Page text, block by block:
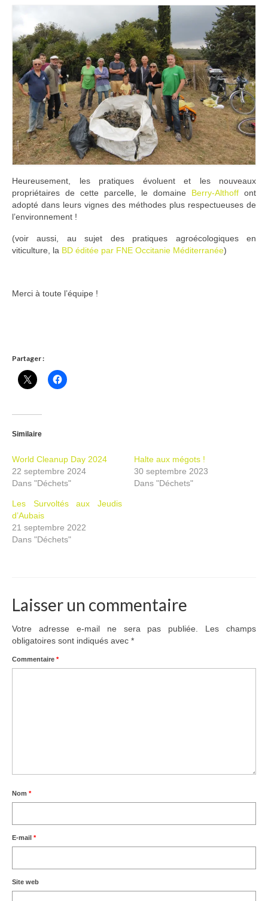
Inauguration du parc
Exploitation
THEMATIQUES
Energie
Déchets
Ramassages citoyens de déchets
Mobilité
ASTRONOMIE
ARCHIVES
CONTACT
Heureusement, les pratiques évoluent et les nouveaux
propriétaires de cette parcelle, le domaine Berry-Althoff ont
adopté dans leurs vignes des méthodes plus respectueuses de
l’environnement !
(voir aussi, au sujet des pratiques agroécologiques en
viticulture, la BD éditée par FNE Occitanie Méditerranée)
Merci à toute l’équipe !
Partager :
Similaire
World Cleanup Day 2024
22 septembre 2024
Dans "Déchets"
Halte aux mégots !
30 septembre 2023
Dans "Déchets"
Les Survoltés aux Jeudis
d’Aubais
21 septembre 2022
Dans "Déchets"
Laisser un commentaire
Votre adresse e-mail ne sera pas publiée.
Les champs
obligatoires sont indiqués avec *
Commentaire *
Nom *
E-mail *
Site web